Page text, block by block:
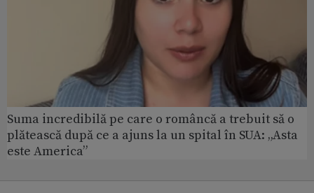
Suma incredibilă pe care o româncă a trebuit să o
plătească după ce a ajuns la un spital în SUA: „Asta
este America”